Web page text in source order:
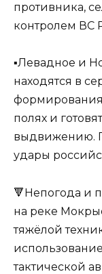
противника,
контролем ВС
▪️Левадное и
находятся в
полях и
выдвижению.
удары
🔻Непогода и
на реке
тяжёлой
тактической